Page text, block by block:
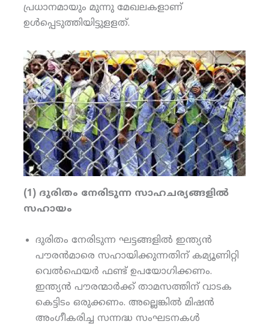
പ്രധാനമായും മുന്നു മേഖലകളാണ്
ഉള്‍പ്പെടുത്തിയിട്ടുളളത്.
(1) ദുരിതം നേരിടുന്ന സാഹചര്യങ്ങളില്‍
സഹായം
ദുരിതം നേരിടുന്ന ഘട്ടങ്ങളില്‍ ഇന്ത്യന്‍
പൗരന്‍മാരെ സഹായിക്കുന്നതിന് കമ്യൂണിറ്റി
വെല്‍ഫെയര്‍ ഫണ്ട് ഉപയോഗിക്കണം.
ഇന്ത്യന്‍ പൗരന്മാര്‍ക്ക് താമസത്തിന് വാടക
കെട്ടിടം ഒരുക്കണം. അല്ലെങ്കില്‍ മിഷന്‍
അംഗീകരിച്ച സന്നദ്ധ സംഘടനകള്‍